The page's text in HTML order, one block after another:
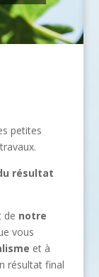
petites
résultat
de notre
vous
et à
résultat final